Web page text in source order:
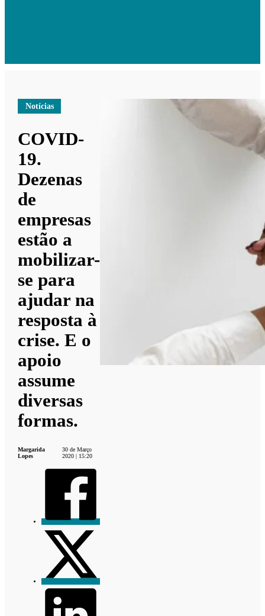
Notícias
COVID-
19.
Dezenas
de
empresas
estão a
mobilizar-
se para
ajudar na
resposta à
crise. E o
apoio
assume
diversas
formas.
Margarida
Lopes
30 de Março
2020 | 15:20